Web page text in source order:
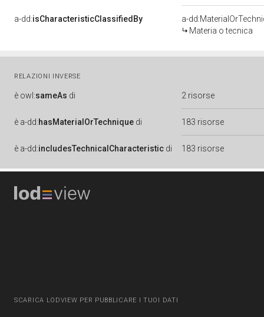
a-dd:isCharacteristicClassifiedBy
a-
Materia o tecnica
RELAZIONI INVERSE
è owl:sameAs di 2 risorse
è a-dd:hasMaterialOrTechnique di 183 risorse
è a-dd:includesTechnicalCharacteristic di 183 risorse
SCARICA LODVIEW PER PUBBLICARE I TUOI DATI